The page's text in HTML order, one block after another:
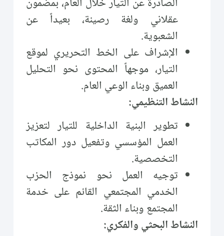
عقلاني ولغة رصينة، بعيداً عن
الشعبوية.
الإشراف على الخط التحريري لموقع
التيار، موجهاً المحتوى نحو التحليل
العميق وبناء الوعي العام.
النشاط التنظيمي:
تطوير البنية الداخلية للتيار لتعزيز
العمل المؤسسي وتفعيل دور المكاتب
التخصصية.
توجيه العمل نحو نموذج الحزب
الخدمي المجتمعي القائم على خدمة
المجتمع وبناء الثقة.
النشاط البحثي والفكري: